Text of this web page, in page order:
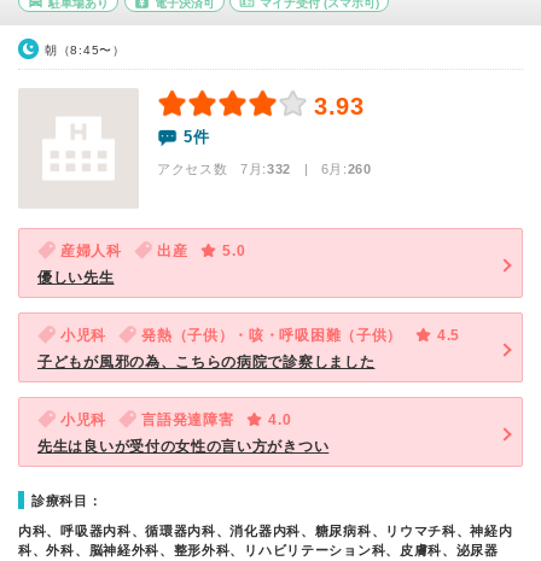
駐車場あり 電子決済可 マイナ受付 (スマホ可)
朝（8:45〜）
3.93
5件
アクセス数 7月:332 | 6月:260
産婦人科 出産
5.0
優しい先生
小児科 発熱（子供）・咳・呼吸困難（子供）
4.5
子どもが風邪の為、こちらの病院で診察しました
小児科 言語発達障害
4.0
先生は良いが受付の女性の言い方がきつい
診療科目：
内科、呼吸器内科、循環器内科、消化器内科、糖尿病科、リウマチ科、神経内
科、外科、脳神経外科、整形外科、リハビリテーション科、皮膚科、泌尿器